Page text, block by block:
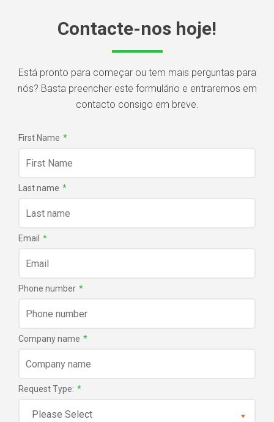
Contacte-nos hoje!
Está pronto para começar ou tem mais perguntas para
nós? Basta preencher este formulário e entraremos em
contacto consigo em breve.
First Name *
Last name *
Email *
Phone number *
Company name *
Request Type: *